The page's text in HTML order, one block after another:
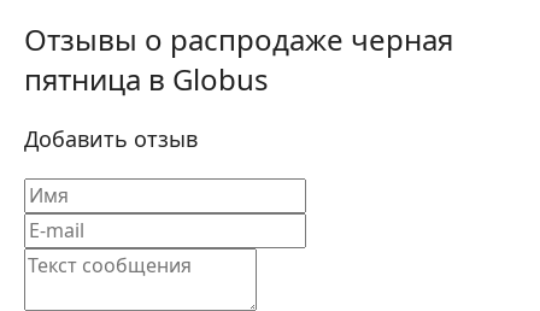
Отзывы о распродаже черная
пятница в Globus
Добавить отзыв